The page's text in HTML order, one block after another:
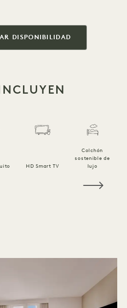
DISPONIBILIDAD
HD Smart TV
Colchón
sostenible de
lujo